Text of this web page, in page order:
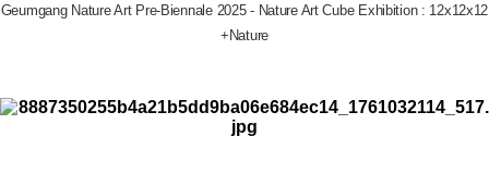
Geumgang Nature Art Pre-Biennale 2025 - Nature Art Cube Exhibition : 12x12x12
+Nature